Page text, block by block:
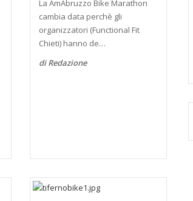
La AmAbruzzo Bike Marathon
cambia data perchè gli
organizzatori (Functional Fit
Chieti) hanno de…
di Redazione